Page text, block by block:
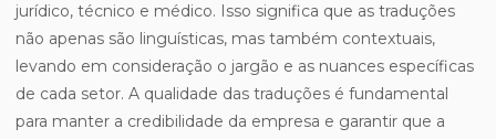
jurídico, técnico e médico. Isso significa que as traduções
não apenas são linguísticas, mas também contextuais,
levando em consideração o jargão e as nuances específicas
de cada setor. A qualidade das traduções é fundamental
para manter a credibilidade da empresa e garantir que a